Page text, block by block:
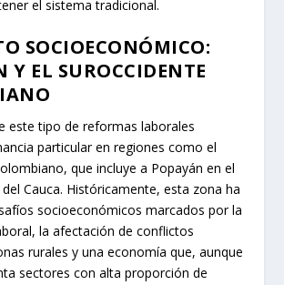
el sistema tradicional.
SOCIOECONÓMICO:
Y EL SUROCCIDENTE
este tipo de reformas laborales
particular en regiones como el
que incluye a Popayán en el
Cauca. Históricamente, esta zona ha
socioeconómicos marcados por la
la afectación de conflictos
rurales y una economía que, aunque
sectores con alta proporción de